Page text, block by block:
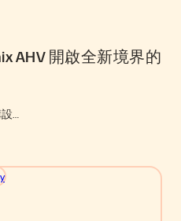
AHV 開啟全新境界的
…